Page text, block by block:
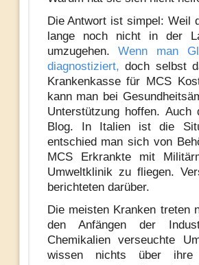
Die Antwort ist simpel: Weil
lange noch nicht in der
umzugehen.Wenn man
diagnostiziert, doch selbst
Krankenkasse für MCS
kann man bei
Unterstützung hoffen.
Blog. In Italien ist die
entschied man sich von
MCS Erkrankte mit
Umweltklinik zu fliegen.
berichteten darüber.
Die meisten Kranken treten
den Anfängen der
Chemikalien verseuchte
wissen nichts über